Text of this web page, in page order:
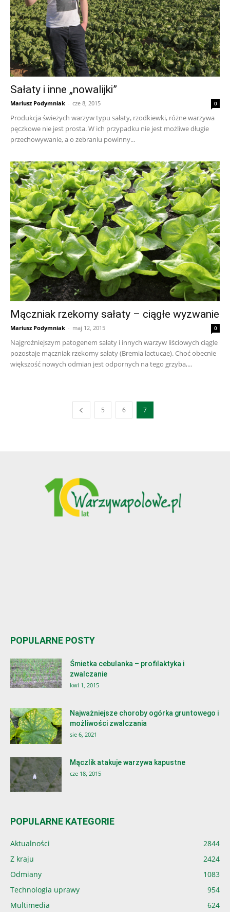
Sałaty i inne „nowalijki”
Mariusz Podymniak - cze 8, 2015 0
Produkcja świeżych warzyw typu sałaty, rzodkiewki, różne warzywa
pęczkowe nie jest prosta. W ich przypadku nie jest możliwe długie
przechowywanie, a o zebraniu powinny...
Mączniak rzekomy sałaty – ciągłe wyzwanie
Mariusz Podymniak - maj 12, 2015 0
Najgroźniejszym patogenem sałaty i innych warzyw liściowych ciągle
pozostaje mączniak rzekomy sałaty (Bremia lactucae). Choć obecnie
większość nowych odmian jest odpornych na tego grzyba,...
5 6 7
POPULARNE POSTY
Śmietka cebulanka – profilaktyka i
zwalczanie
kwi 1, 2015
Najważniejsze choroby ogórka gruntowego i
możliwości zwalczania
sie 6, 2021
Mączlik atakuje warzywa kapustne
cze 18, 2015
POPULARNE KATEGORIE
Aktualności
2844
Z kraju
2424
Odmiany
1083
Technologia uprawy
954
Multimedia
624